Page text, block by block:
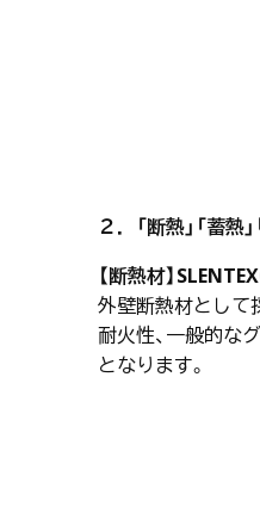
２．「断熱」「蓄熱
【断熱材】
外壁断熱材として
耐火性、一般的な
となります。